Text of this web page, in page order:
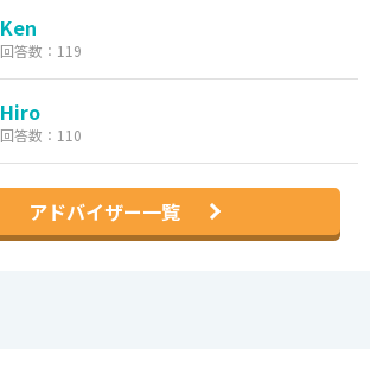
Ken
回答数：119
Hiro
回答数：110
アドバイザー一覧